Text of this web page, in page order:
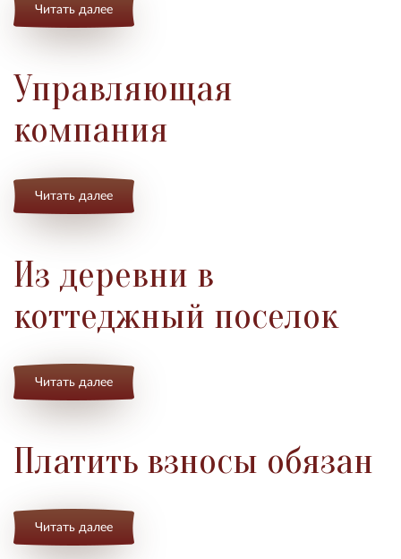
Читать далее
Управляющая
компания
Читать далее
Из деревни в
коттеджный поселок
Читать далее
Платить взносы обязан
Читать далее